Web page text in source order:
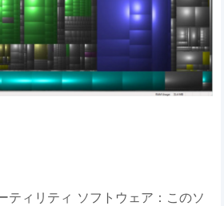
ティリティ ソフトウェア：このソ